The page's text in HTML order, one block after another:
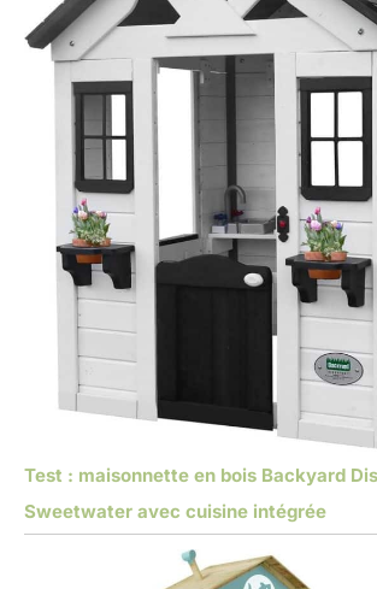
Test : maisonnette en bois Backyard
Sweetwater avec cuisine intégrée